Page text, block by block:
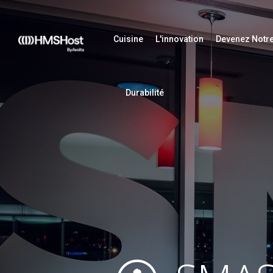
Cuisine L'innovation Devenez
Durabilité